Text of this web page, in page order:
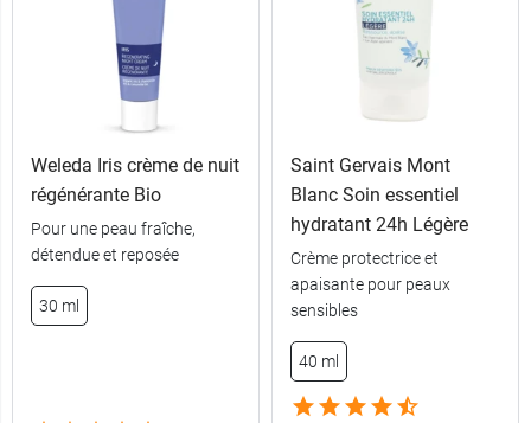
Weleda Iris crème de nuit
régénérante Bio
Pour une peau fraîche,
détendue et reposée
30 ml
Saint Gervais Mont
Blanc Soin essentiel
hydratant 24h Légère
Crème protectrice et
apaisante pour peaux
sensibles
40 ml